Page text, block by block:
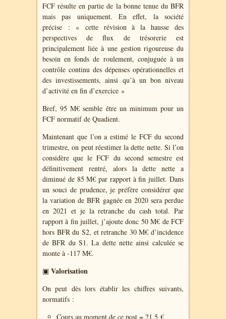
FCF résulte en partie de la bonne tenue du BFR
mais pas uniquement. En effet, la société
précise : « cette révision à la hausse des
perspectives de flux de trésorerie est
principalement liée à une gestion rigoureuse du
besoin en fonds de roulement, conjuguée à un
contrôle continu des dépenses opérationnelles et
des investissements, ainsi qu’à un bon niveau
d’activité en fin d’exercice »
Bref, 95 M€ semble être un minimum pour un
FCF normatif de Quadient.
Maintenant que l’on a estimé le FCF du second
trimestre, on peut réestimer la dette nette. Si l’on
considère que le FCF du second semestre est
définitivement rentré, alors la dette nette a
diminué de 85 M€ par rapport à fin juillet. Dans
un souci de prudence, je préfère considérer que
la variation de BFR gagnée en 2020 sera perdue
en 2021 et je la retranche du cash total. Par
rapport à fin juillet, j’ajoute donc 50 M€ de FCF
hors BFR du S2, et retranche 30 M€ d’incidence
de BFR du S1. La dette nette ainsi calculée se
monte à -117 M€.
▣ Valorisation
On peut dès lors établir les chiffres suivants,
normatifs :
Cours au moment de ce post = 21,5 €